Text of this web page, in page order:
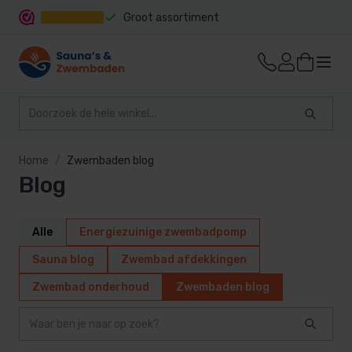
Groot assortiment
Home Zwembaden blog
Blog
Alle Energiezuinige zwembadpomp
Sauna blog Zwembad afdekkingen
Zwembad onderhoud Zwembaden blog